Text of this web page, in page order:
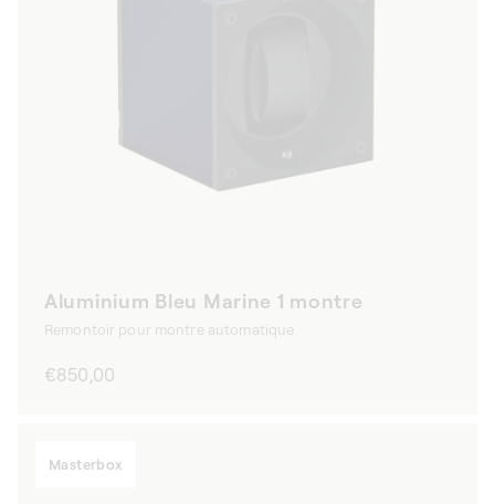
Aluminium Bleu Marine 1 montre
Remontoir pour montre automatique
Prix
€850,00
Masterbox